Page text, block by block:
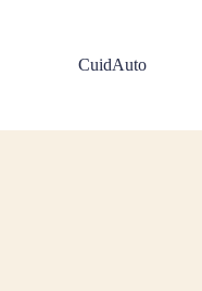
CuidAuto